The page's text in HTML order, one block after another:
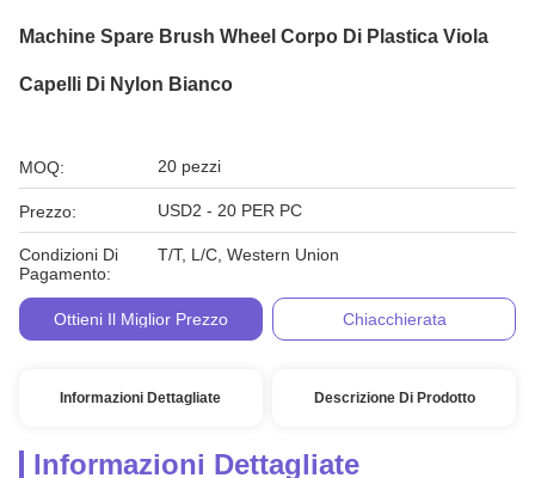
Machine Spare Brush Wheel Corpo Di Plastica Viola
Capelli Di Nylon Bianco
MOQ: 20 pezzi
Prezzo: USD2 - 20 PER PC
Condizioni Di
Pagamento:
T/T, L/C, Western Union
Ottieni Il Miglior Prezzo Chiacchierata
Informazioni Dettagliate Descrizione Di Prodotto
Informazioni Dettagliate